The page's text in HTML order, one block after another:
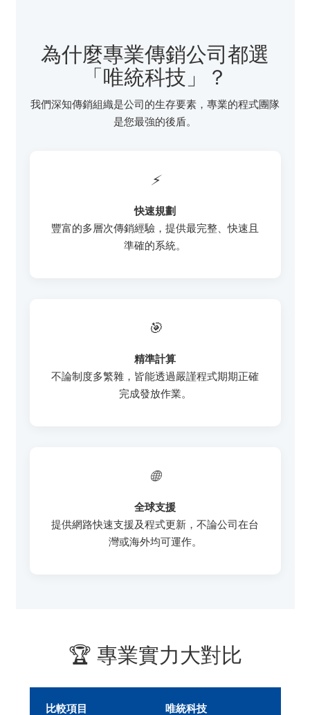
為什麼專業傳銷公司都選
「唯統科技」？
我們深知傳銷組織是公司的生存要素，專業的程式團隊
是您最強的後盾。
⚡
快速規劃
豐富的多層次傳銷經驗，提供最完整、快速且
準確的系統。
🎯
精準計算
不論制度多繁雜，皆能透過嚴謹程式期期正確
完成發放作業。
🌐
全球支援
提供網路快速支援及程式更新，不論公司在台
灣或海外均可運作。
🏆 專業實力大對比
比較項目 唯統科技